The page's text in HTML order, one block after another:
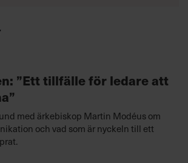
”Ett tillfälle för ledare att
med ärkebiskop Martin Modéus om
och vad som är nyckeln till ett